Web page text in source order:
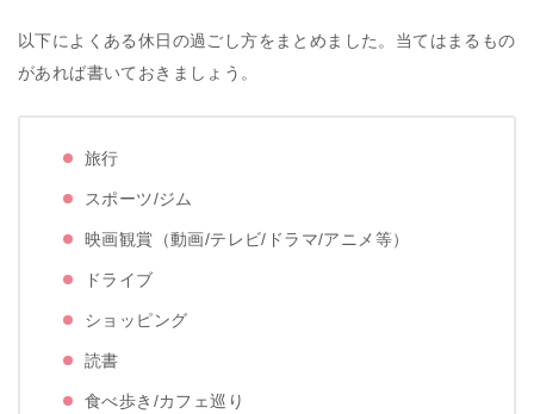
以下によくある休日の過ごし方をまとめました。当てはまるもの
があれば書いておきましょう。
旅行
スポーツ/ジム
映画観賞（動画/テレビ/ドラマ/アニメ等）
ドライブ
ショッピング
読書
食べ歩き/カフェ巡り